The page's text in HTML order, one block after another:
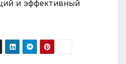
и эффективный